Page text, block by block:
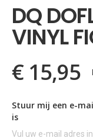
begin
van
de
afbeeldingen-
DQ
VINYL
€ 15,95
Stuur mij een e-
is